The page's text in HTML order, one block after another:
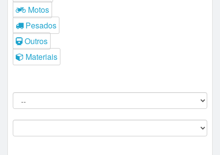
Motos
Pesados
Outros
Materiais